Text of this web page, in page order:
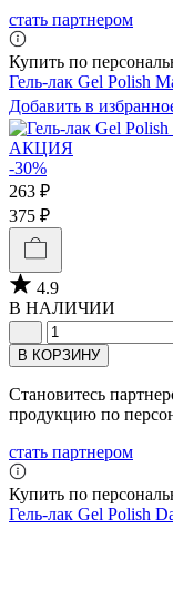
стать партнером
Купить по
Гель-лак Gel Polish
Добавить в
АКЦИЯ
-30%
263 ₽
375 ₽
4.9
В НАЛИЧИИ
В КОРЗИНУ
Становитесь
продукцию по
стать партнером
Купить по
Гель-лак Gel Polish